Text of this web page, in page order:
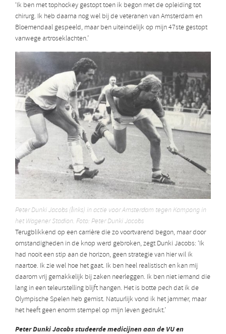
‘Ik ben met tophockey gestopt toen ik begon met de opleiding tot
chirurg. Ik heb daarna nog wel bij de veteranen van Amsterdam en
Bloemendaal gespeeld, maar ben uiteindelijk op mijn 47ste gestopt
vanwege artroseklachten.’
Peter Dunki Jacobs (links) in actie voor Amsterdam tegen Kampong in
het Wagener Stadion. Foto: Peter Dunki Jacobs
Terugblikkend op een carrière die zo voortvarend begon, maar door
omstandigheden in de knop werd gebroken, zegt Dunki Jacobs: ‘Ik
had nooit een stip aan de horizon, geen strategie van hier wil ik
naartoe. Ik zie wel hoe het gaat. Ik ben heel realistisch en kan mij
daarom vrij gemakkelijk bij zaken neerleggen. Ik ben niet iemand die
lang in een teleurstelling blijft hangen. Het is botte pech dat ik de
Olympische Spelen heb gemist. Natuurlijk vond ik het jammer, maar
het heeft geen enorm stempel op mijn leven gedrukt.’
Peter Dunki Jacobs studeerde medicijnen aan de VU en